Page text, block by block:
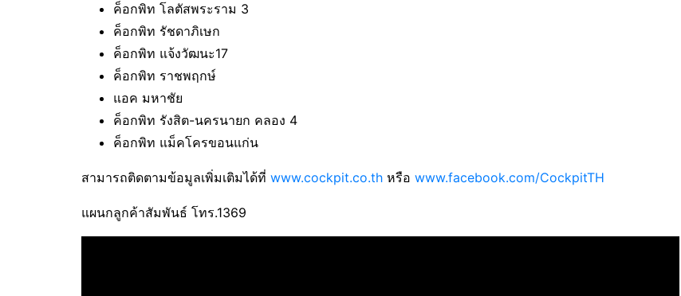
ค็อกพิท โลตัสพระราม 3
ค็อกพิท รัชดาภิเษก
ค็อกพิท แจ้งวัฒนะ17
ค็อกพิท ราชพฤกษ์
แอค มหาชัย
ค็อกพิท รังสิต-นครนายก คลอง 4
ค็อกพิท แม็คโครขอนแก่น
สามารถติดตามข้อมูลเพิ่มเติมได้ที่ www.cockpit.co.th หรือ www.facebook.com/CockpitTH
แผนกลูกค้าสัมพันธ์ โทร.1369